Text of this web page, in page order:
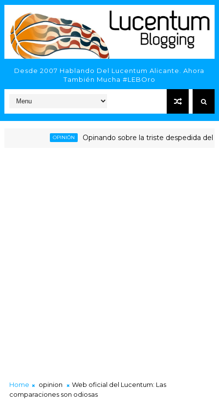
Desde 2007 Hablando Del Lucentum Alicante. Ahora
También Mucha #LEBOro
Opinando sobre la triste despedida del HLA
Home opinion
Web oficial del Lucentum: Las
comparaciones son odiosas